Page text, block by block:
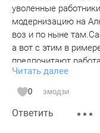
уволенные
модернизацию на
воз и по ныне
а вот с этим в
предпочитают
работать на
война! Это все
прекрасная
остальном все
Читать далее
0 эмодзи
Ответить